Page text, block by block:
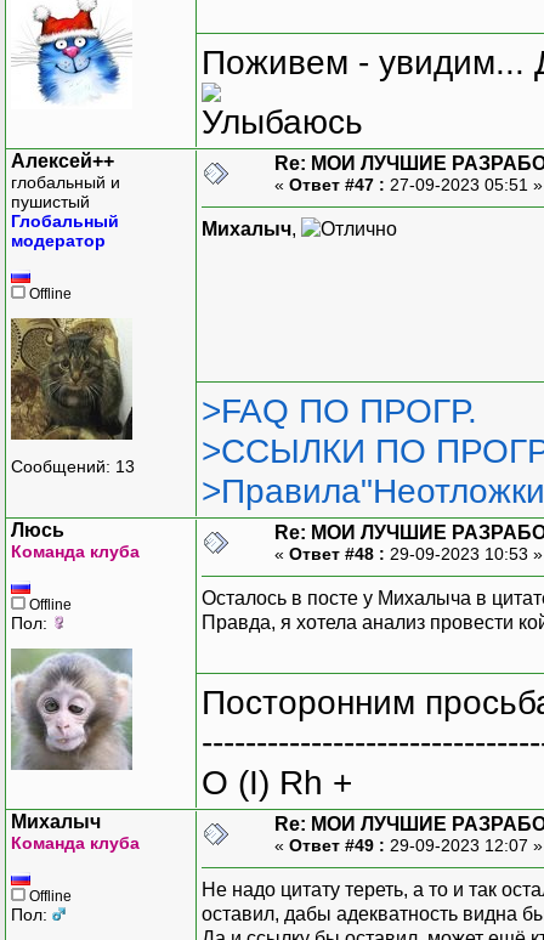
Поживем - увидим...
Алексей++
глобальный и
пушистый
Глобальный
модератор
Offline
Сообщений: 13
Re: МОИ ЛУЧШИЕ
« Ответ #47 : 27-09-2023 05:51
Михалыч,
>FAQ ПО ПРОГР.
>ССЫЛКИ ПО
Люсь
Команда клуба
Offline
Пол:
Re: МОИ ЛУЧШИЕ
« Ответ #48 : 29-09-2023 10:53
Осталось в посте у Михалыча в
Правда, я хотела анализ провести
Посторонним
O (I) Rh +
Михалыч
Команда клуба
Offline
Пол:
Re: МОИ ЛУЧШИЕ
« Ответ #49 : 29-09-2023 12:07
Не надо цитату тереть, а то и так
оставил, дабы адекватность видна